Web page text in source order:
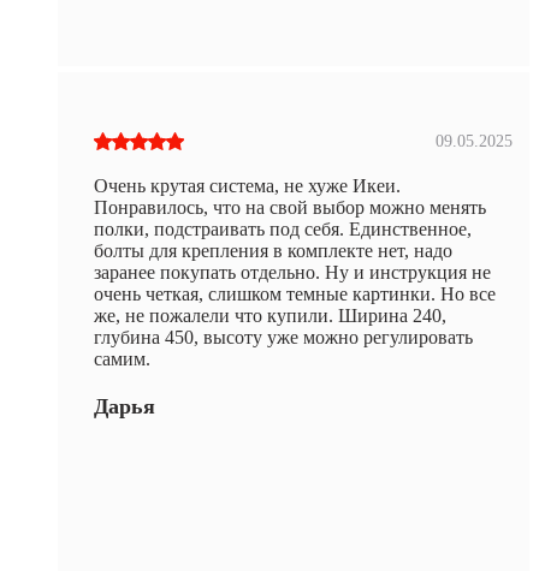
09.05.2025
Очень крутая система, не хуже Икеи.
Понравилось, что на свой выбор можно менять
полки, подстраивать под себя. Единственное,
болты для крепления в комплекте нет, надо
заранее покупать отдельно. Ну и инструкция не
очень четкая, слишком темные картинки. Но все
же, не пожалели что купили. Ширина 240,
глубина 450, высоту уже можно регулировать
самим.
Дарья